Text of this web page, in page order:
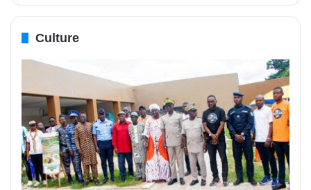
Culture